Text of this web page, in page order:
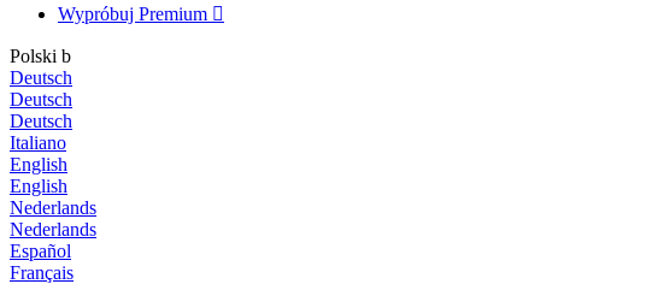
Wypróbuj Premium 
Polski b
Deutsch
Deutsch
Deutsch
Italiano
English
English
Nederlands
Nederlands
Español
Français